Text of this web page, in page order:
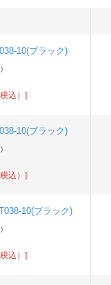
10(ブラック)
込）]
10(ブラック)
込）]
10(ブラック)
込）]